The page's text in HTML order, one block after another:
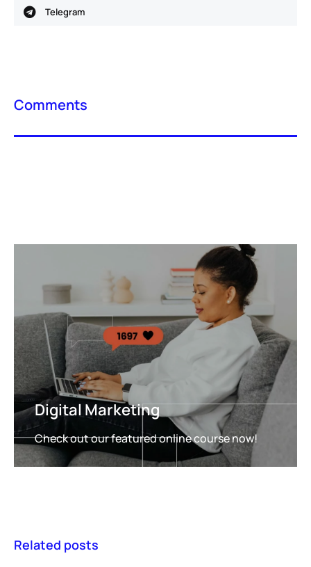
Telegram
Comments
Digital Marketing
Check out our featured online course now!
Related posts